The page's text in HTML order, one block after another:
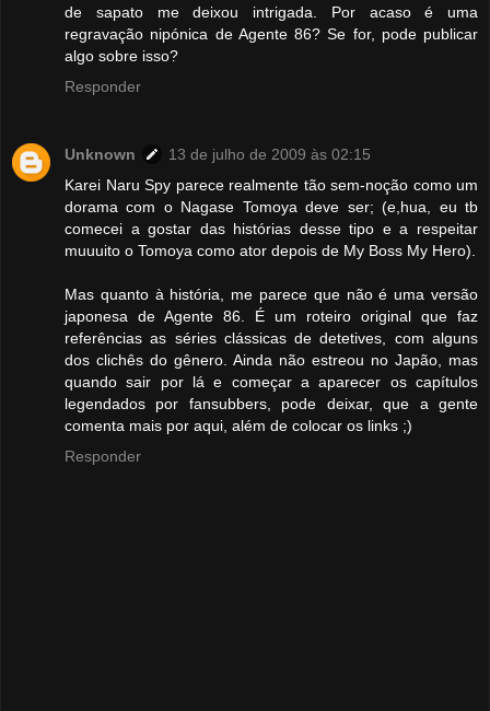
de sapato me deixou intrigada. Por acaso é uma
regravação nipónica de Agente 86? Se for, pode publicar
algo sobre isso?
Responder
Unknown
13 de julho de 2009 às 02:15
Karei Naru Spy parece realmente tão sem-noção como um
dorama com o Nagase Tomoya deve ser; (e,hua, eu tb
comecei a gostar das histórias desse tipo e a respeitar
muuuito o Tomoya como ator depois de My Boss My Hero).
Mas quanto à história, me parece que não é uma versão
japonesa de Agente 86. É um roteiro original que faz
referências as séries clássicas de detetives, com alguns
dos clichês do gênero. Ainda não estreou no Japão, mas
quando sair por lá e começar a aparecer os capítulos
legendados por fansubbers, pode deixar, que a gente
comenta mais por aqui, além de colocar os links ;)
Responder